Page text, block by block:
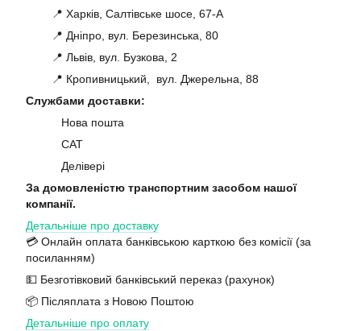
📍 Харків, Салтівське шосе, 67-А
📍 Дніпро, вул. Березинська, 80
📍 Львів, вул. Бузкова, 2
📍 Кропивницький, вул. Джерельна, 88
Службами доставки:
Нова пошта
САТ
Делівері
За домовленістю транспортним засобом нашої
компанії.
Детальніше про доставку
💳 Онлайн оплата банківською карткою без комісії (за
посиланням)
💵 Безготівковий банківський переказ (рахунок)
📦 Післяплата з Новою Поштою
Детальніше про оплату